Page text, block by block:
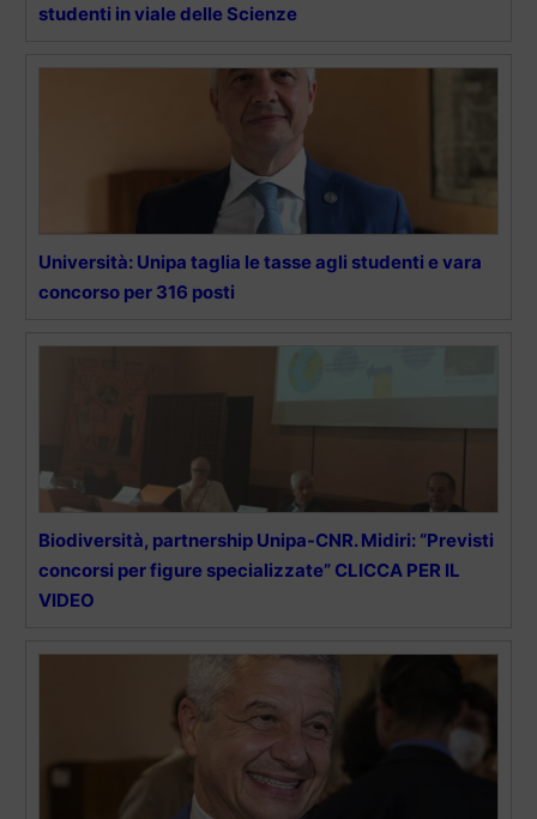
studenti in viale delle Scienze
Università: Unipa taglia le tasse agli studenti e vara
concorso per 316 posti
Biodiversità, partnership Unipa-CNR. Midiri: “Previsti
concorsi per figure specializzate” CLICCA PER IL
VIDEO